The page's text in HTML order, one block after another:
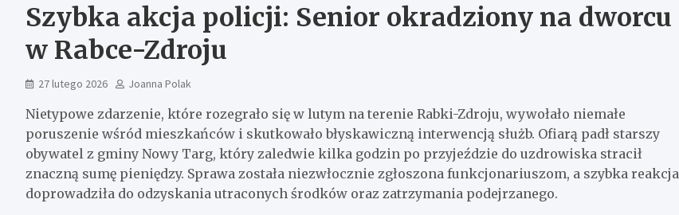
Szybka akcja policji: Senior okradziony na dworcu
w Rabce-Zdroju
27 lutego 2026 Joanna Polak
Nietypowe zdarzenie, które rozegrało się w lutym na terenie Rabki-Zdroju, wywołało niemałe
poruszenie wśród mieszkańców i skutkowało błyskawiczną interwencją służb. Ofiarą padł starszy
obywatel z gminy Nowy Targ, który zaledwie kilka godzin po przyjeździe do uzdrowiska stracił
znaczną sumę pieniędzy. Sprawa została niezwłocznie zgłoszona funkcjonariuszom, a szybka reakcja
doprowadziła do odzyskania utraconych środków oraz zatrzymania podejrzanego.